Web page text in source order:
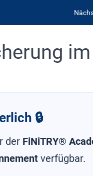
im
🔒
der FiNiTRY®
verfügbar.